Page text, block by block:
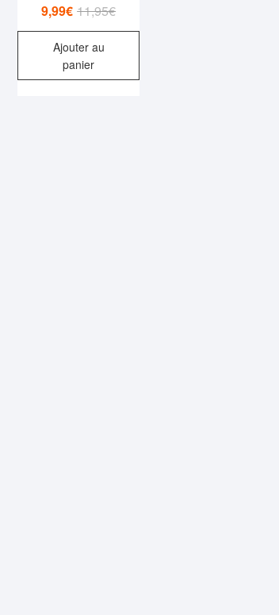
11,95€Le
prix
11,95€.
9,99€
Le
prix
9,99€.
Ajouter au
panier